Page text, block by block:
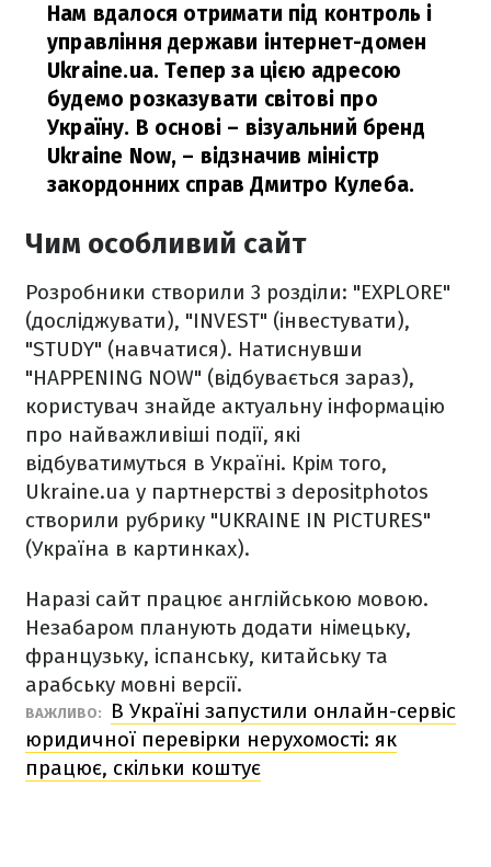
Нам вдалося отримати під контроль і
управління держави інтернет-домен
Ukraine.ua. Тепер за цією адресою
будемо розказувати світові про
Україну. В основі – візуальний бренд
Ukraine Now, – відзначив міністр
закордонних справ Дмитро Кулеба.
Чим особливий сайт
Розробники створили 3 розділи: "EXPLORE"
(досліджувати), "INVEST" (інвестувати),
"STUDY" (навчатися). Натиснувши
"HAPPENING NOW" (відбувається зараз),
користувач знайде актуальну інформацію
про найважливіші події, які
відбуватимуться в Україні. Крім того,
Ukraine.ua у партнерстві з depositphotos
створили рубрику "UKRAINE IN PICTURES"
(Україна в картинках).
Наразі сайт працює англійською мовою.
Незабаром планують додати німецьку,
французьку, іспанську, китайську та
арабську мовні версії.
ВАЖЛИВО:
В Україні запустили онлайн-сервіс
юридичної перевірки нерухомості: як
працює, скільки коштує